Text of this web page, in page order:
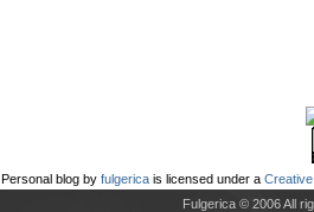
Personal blog by fulgerica is licensed under a
Fulgerica © 2006 All